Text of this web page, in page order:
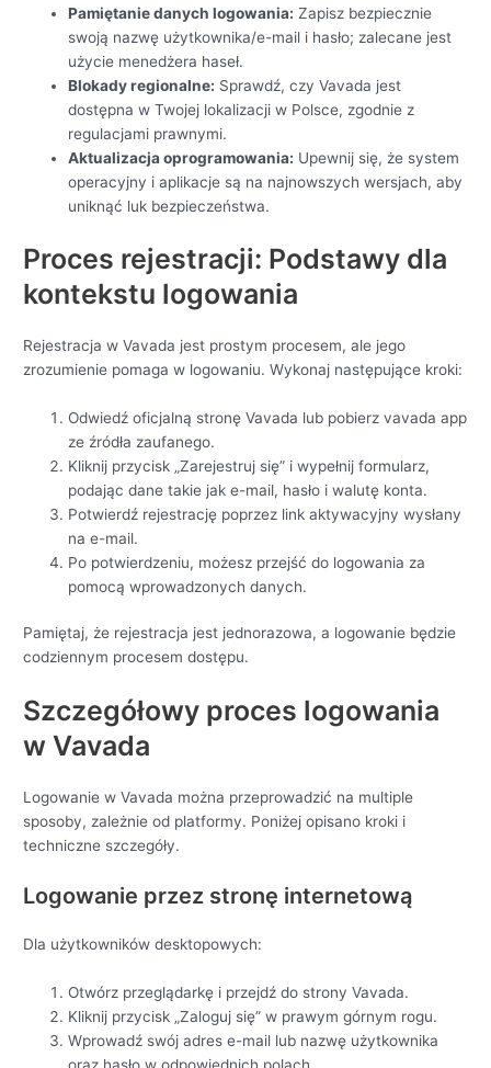
Pamiętanie danych logowania: Zapisz bezpiecznie
swoją nazwę użytkownika/e-mail i hasło; zalecane jest
użycie menedżera haseł.
Blokady regionalne: Sprawdź, czy Vavada jest
dostępna w Twojej lokalizacji w Polsce, zgodnie z
regulacjami prawnymi.
Aktualizacja oprogramowania: Upewnij się, że system
operacyjny i aplikacje są na najnowszych wersjach, aby
uniknąć luk bezpieczeństwa.
Proces rejestracji: Podstawy dla
kontekstu logowania
Rejestracja w Vavada jest prostym procesem, ale jego
zrozumienie pomaga w logowaniu. Wykonaj następujące kroki:
Odwiedź oficjalną stronę Vavada lub pobierz vavada app
ze źródła zaufanego.
Kliknij przycisk „Zarejestruj się” i wypełnij formularz,
podając dane takie jak e-mail, hasło i walutę konta.
Potwierdź rejestrację poprzez link aktywacyjny wysłany
na e-mail.
Po potwierdzeniu, możesz przejść do logowania za
pomocą wprowadzonych danych.
Pamiętaj, że rejestracja jest jednorazowa, a logowanie będzie
codziennym procesem dostępu.
Szczegółowy proces logowania
w Vavada
Logowanie w Vavada można przeprowadzić na multiple
sposoby, zależnie od platformy. Poniżej opisano kroki i
techniczne szczegóły.
Logowanie przez stronę internetową
Dla użytkowników desktopowych:
Otwórz przeglądarkę i przejdź do strony Vavada.
Kliknij przycisk „Zaloguj się” w prawym górnym rogu.
Wprowadź swój adres e-mail lub nazwę użytkownika